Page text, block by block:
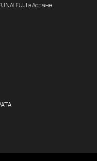
FUJI в Астане